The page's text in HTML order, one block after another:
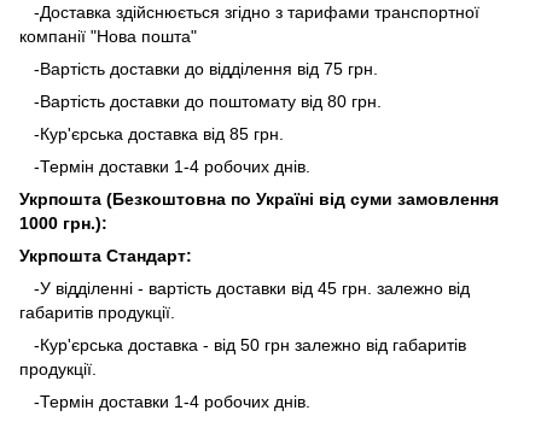
-Доставка здійснюється згідно з тарифами транспортної
компанії "Нова пошта"
-Вартість доставки до відділення від 75 грн.
-Вартість доставки до поштомату від 80 грн.
-Кур'єрська доставка від 85 грн.
-Термін доставки 1-4 робочих днів.
Укрпошта (Безкоштовна по Україні від суми замовлення
1000 грн.):
Укрпошта Стандарт:
-У відділенні - вартість доставки від 45 грн. залежно від
габаритів продукції.
-Кур'єрська доставка - від 50 грн залежно від габаритів
продукції.
-Термін доставки 1-4 робочих днів.